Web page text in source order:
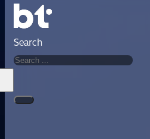
Search